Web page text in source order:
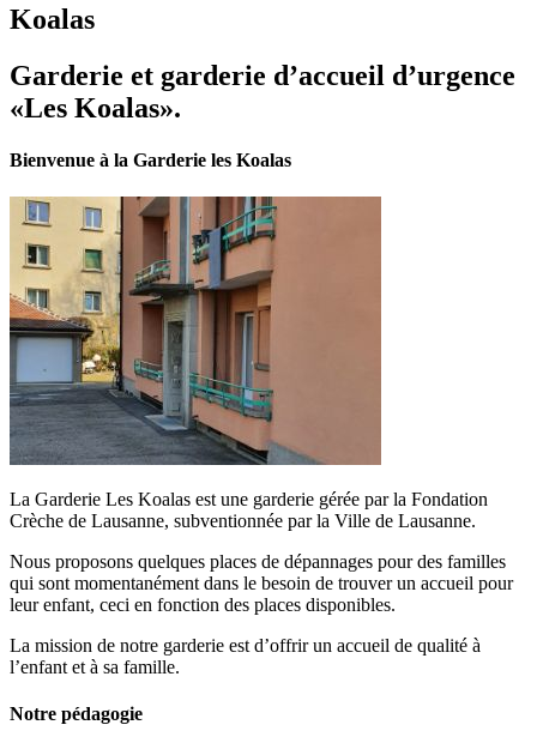
Koalas
Garderie et garderie d’accueil d’urgence
«Les Koalas».
Bienvenue à la Garderie les Koalas
La Garderie Les Koalas est une garderie gérée par la Fondation
Crèche de Lausanne, subventionnée par la Ville de Lausanne.
Nous proposons quelques places de dépannages pour des familles
qui sont momentanément dans le besoin de trouver un accueil pour
leur enfant, ceci en fonction des places disponibles.
La mission de notre garderie est d’offrir un accueil de qualité à
l’enfant et à sa famille.
Notre pédagogie